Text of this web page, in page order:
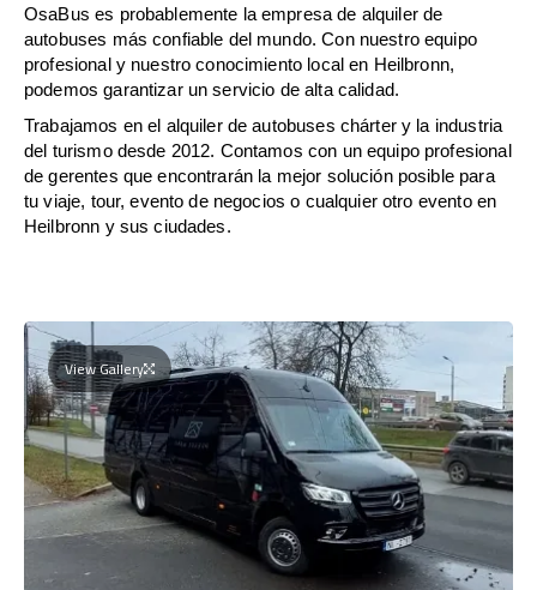
OsaBus es probablemente la empresa de alquiler de
autobuses más confiable del mundo. Con nuestro equipo
profesional y nuestro conocimiento local en Heilbronn,
podemos garantizar un servicio de alta calidad.
Trabajamos en el alquiler de autobuses chárter y la industria
del turismo desde 2012. Contamos con un equipo profesional
de gerentes que encontrarán la mejor solución posible para
tu viaje, tour, evento de negocios o cualquier otro evento en
Heilbronn y sus ciudades.
View Gallery